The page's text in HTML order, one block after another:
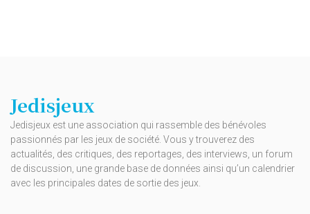
Jedisjeux
Jedisjeux est une association qui rassemble des bénévoles
passionnés par les jeux de société. Vous y trouverez des
actualités, des critiques, des reportages, des interviews, un forum
de discussion, une grande base de données ainsi qu’un calendrier
avec les principales dates de sortie des jeux.